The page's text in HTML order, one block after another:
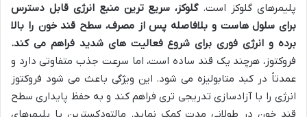
پلیمرهای گلوکز است.گلوکز، سریع ترین منبع انرژی قابل دسترس
برای سلول هاست و بلافاصله پس از مصرف، سطح قند خون را بالا
برده و انرژی فوری برای شروع فعالیت های شدید فراهم می کند.
فروکتوز، هرچند یک قند ساده است، اما سرعت جذب متفاوتی دارد و
عمدتاً در کبد متابولیزه می شود. این ویژگی باعث می شود فروکتوز
انرژی را با آزادسازی تدریجی تری فراهم کند و به حفظ پایداری سطح